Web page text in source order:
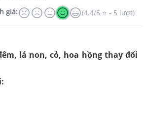
giá: (4.4/5 ⭐ - 5 lượt)
lá non, cỏ, hoa hồng thay đổi